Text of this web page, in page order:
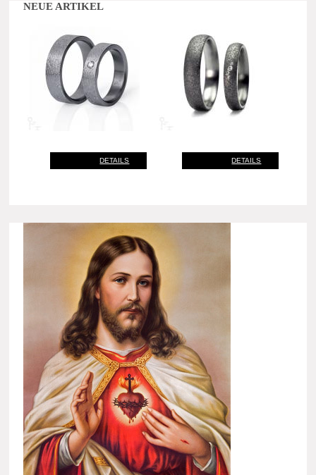
NEUE ARTIKEL
DETAILS DETAILS